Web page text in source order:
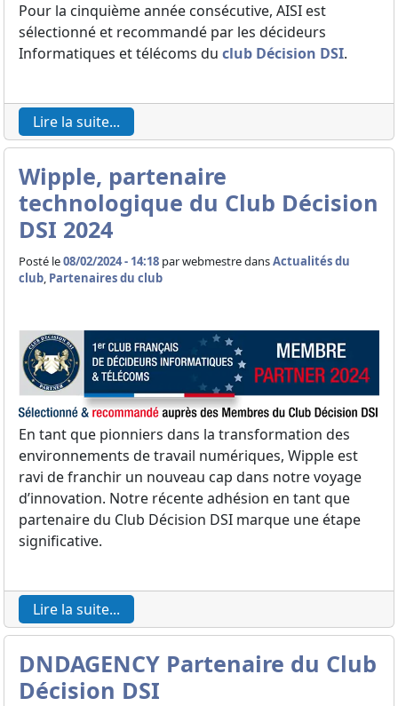
Pour la cinquième année consécutive, AISI est
sélectionné et recommandé par les décideurs
Informatiques et télécoms du club Décision DSI.
Lire la suite...
Wipple, partenaire
technologique du Club Décision
DSI 2024
Posté le08/02/2024 - 14:18 parwebmestre dansActualités du
club, Partenaires du club
En tant que pionniers dans la transformation des
environnements de travail numériques, Wipple est
ravi de franchir un nouveau cap dans notre voyage
d’innovation. Notre récente adhésion en tant que
partenaire du Club Décision DSI marque une étape
significative.
Lire la suite...
DNDAGENCY Partenaire du Club
Décision DSI